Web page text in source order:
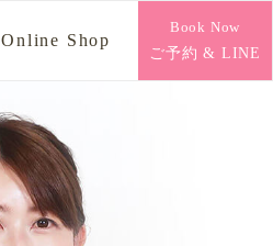
Online Shop
Book Now
ご予約 & LINE